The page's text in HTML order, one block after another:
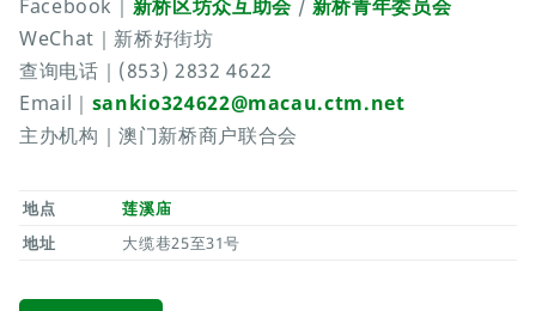
Facebook｜ 新桥区坊众互助会/ 新桥青年委员会
WeChat｜新桥好街坊
查询电话｜(853) 2832 4622
Email｜ sankio324622@macau.ctm.net
主办机构｜澳门新桥商户联合会
地点
莲溪庙
地址
大缆巷25至31号